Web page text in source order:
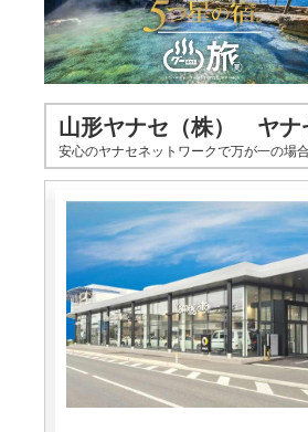
山形ヤナセ（株） ヤナ
安心のヤナセネットワークで万が一の場